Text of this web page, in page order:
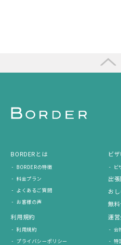
BORDERとは
BORDERの特徴
料金プラン
よくあるご質問
お客様の声
ビ
ビ
出
お
無
利用規約
利用規約
プライバシーポリシー
運
会
特